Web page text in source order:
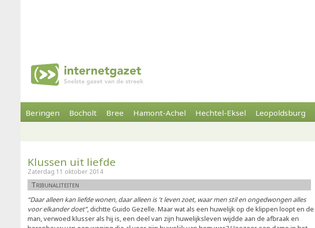
Beringen Bocholt Bree Hamont-Achel Hechtel-Eksel Leopoldsburg
Klussen uit liefde
Zaterdag 11 oktober 2014
Tribunaliteiten
“Daar alleen kan liefde wonen, daar alleen is 't leven zoet, waar men stil en ongedwongen alles
voor elkander doet”, dichtte Guido Gezelle. Maar wat als een huwelijk op de klippen loopt en de
man, verwoed klusser als hij is, een deel van zijn huwelijksleven wijdde aan de afbraak en